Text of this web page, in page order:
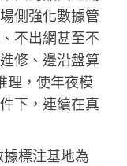
側強化數據管
不出網甚至不
修、邊沿盤算
理，使年夜模
下，連續在真
標注基地為